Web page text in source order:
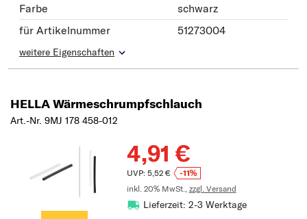
Farbe
schwarz
für Artikelnummer
51273004
weitere Eigenschaften
HELLA Wärmeschrumpfschlauch
Art.-Nr. 9MJ 178 458-012
4,91 €
UVP: 5,52 €
-11%
inkl. 20% MwSt., zzgl. Versand
Lieferzeit: 2-3 Werktage